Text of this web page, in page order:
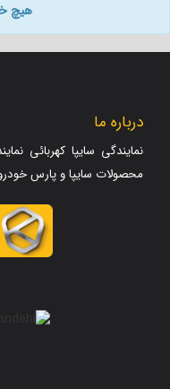
هیچ
درباره ما
نمایندگی سایپا کهربائی
محصولات سایپا و پارس